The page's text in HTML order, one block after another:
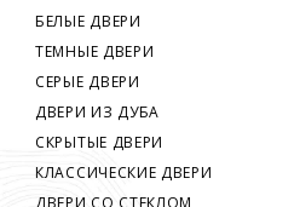
БЕЛЫЕ ДВЕРИ
ТЕМНЫЕ ДВЕРИ
СЕРЫЕ ДВЕРИ
ДВЕРИ ИЗ ДУБА
СКРЫТЫЕ ДВЕРИ
КЛАССИЧЕСКИЕ ДВЕРИ